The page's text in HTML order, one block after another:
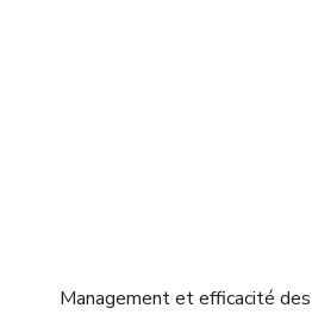
Management et efficacité